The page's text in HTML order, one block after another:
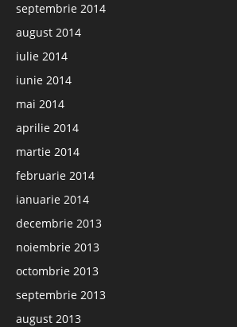
septembrie 2014
august 2014
iulie 2014
iunie 2014
mai 2014
aprilie 2014
martie 2014
februarie 2014
ianuarie 2014
decembrie 2013
noiembrie 2013
octombrie 2013
septembrie 2013
august 2013